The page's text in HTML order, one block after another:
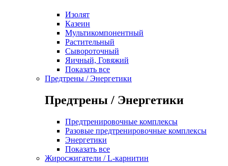
Изолят
Казеин
Мультикомпонентный
Растительный
Сывороточный
Яичный, Говяжий
Показать все
Предтрены / Энергетики
Предтрены / Энергетики
Предтренировочные комплексы
Разовые предтренировочные комплексы
Энергетики
Показать все
Жиросжигатели / L-карнитин